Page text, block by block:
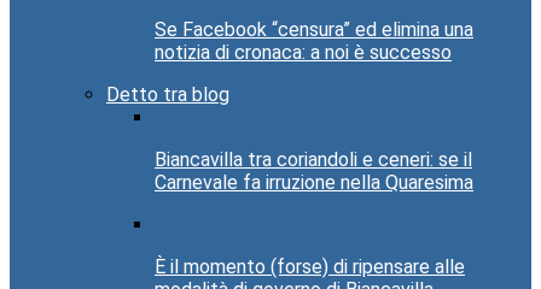
Se Facebook “censura” ed elimina una
notizia di cronaca: a noi è successo
Detto tra blog
Biancavilla tra coriandoli e ceneri: se il
Carnevale fa irruzione nella Quaresima
È il momento (forse) di ripensare alle